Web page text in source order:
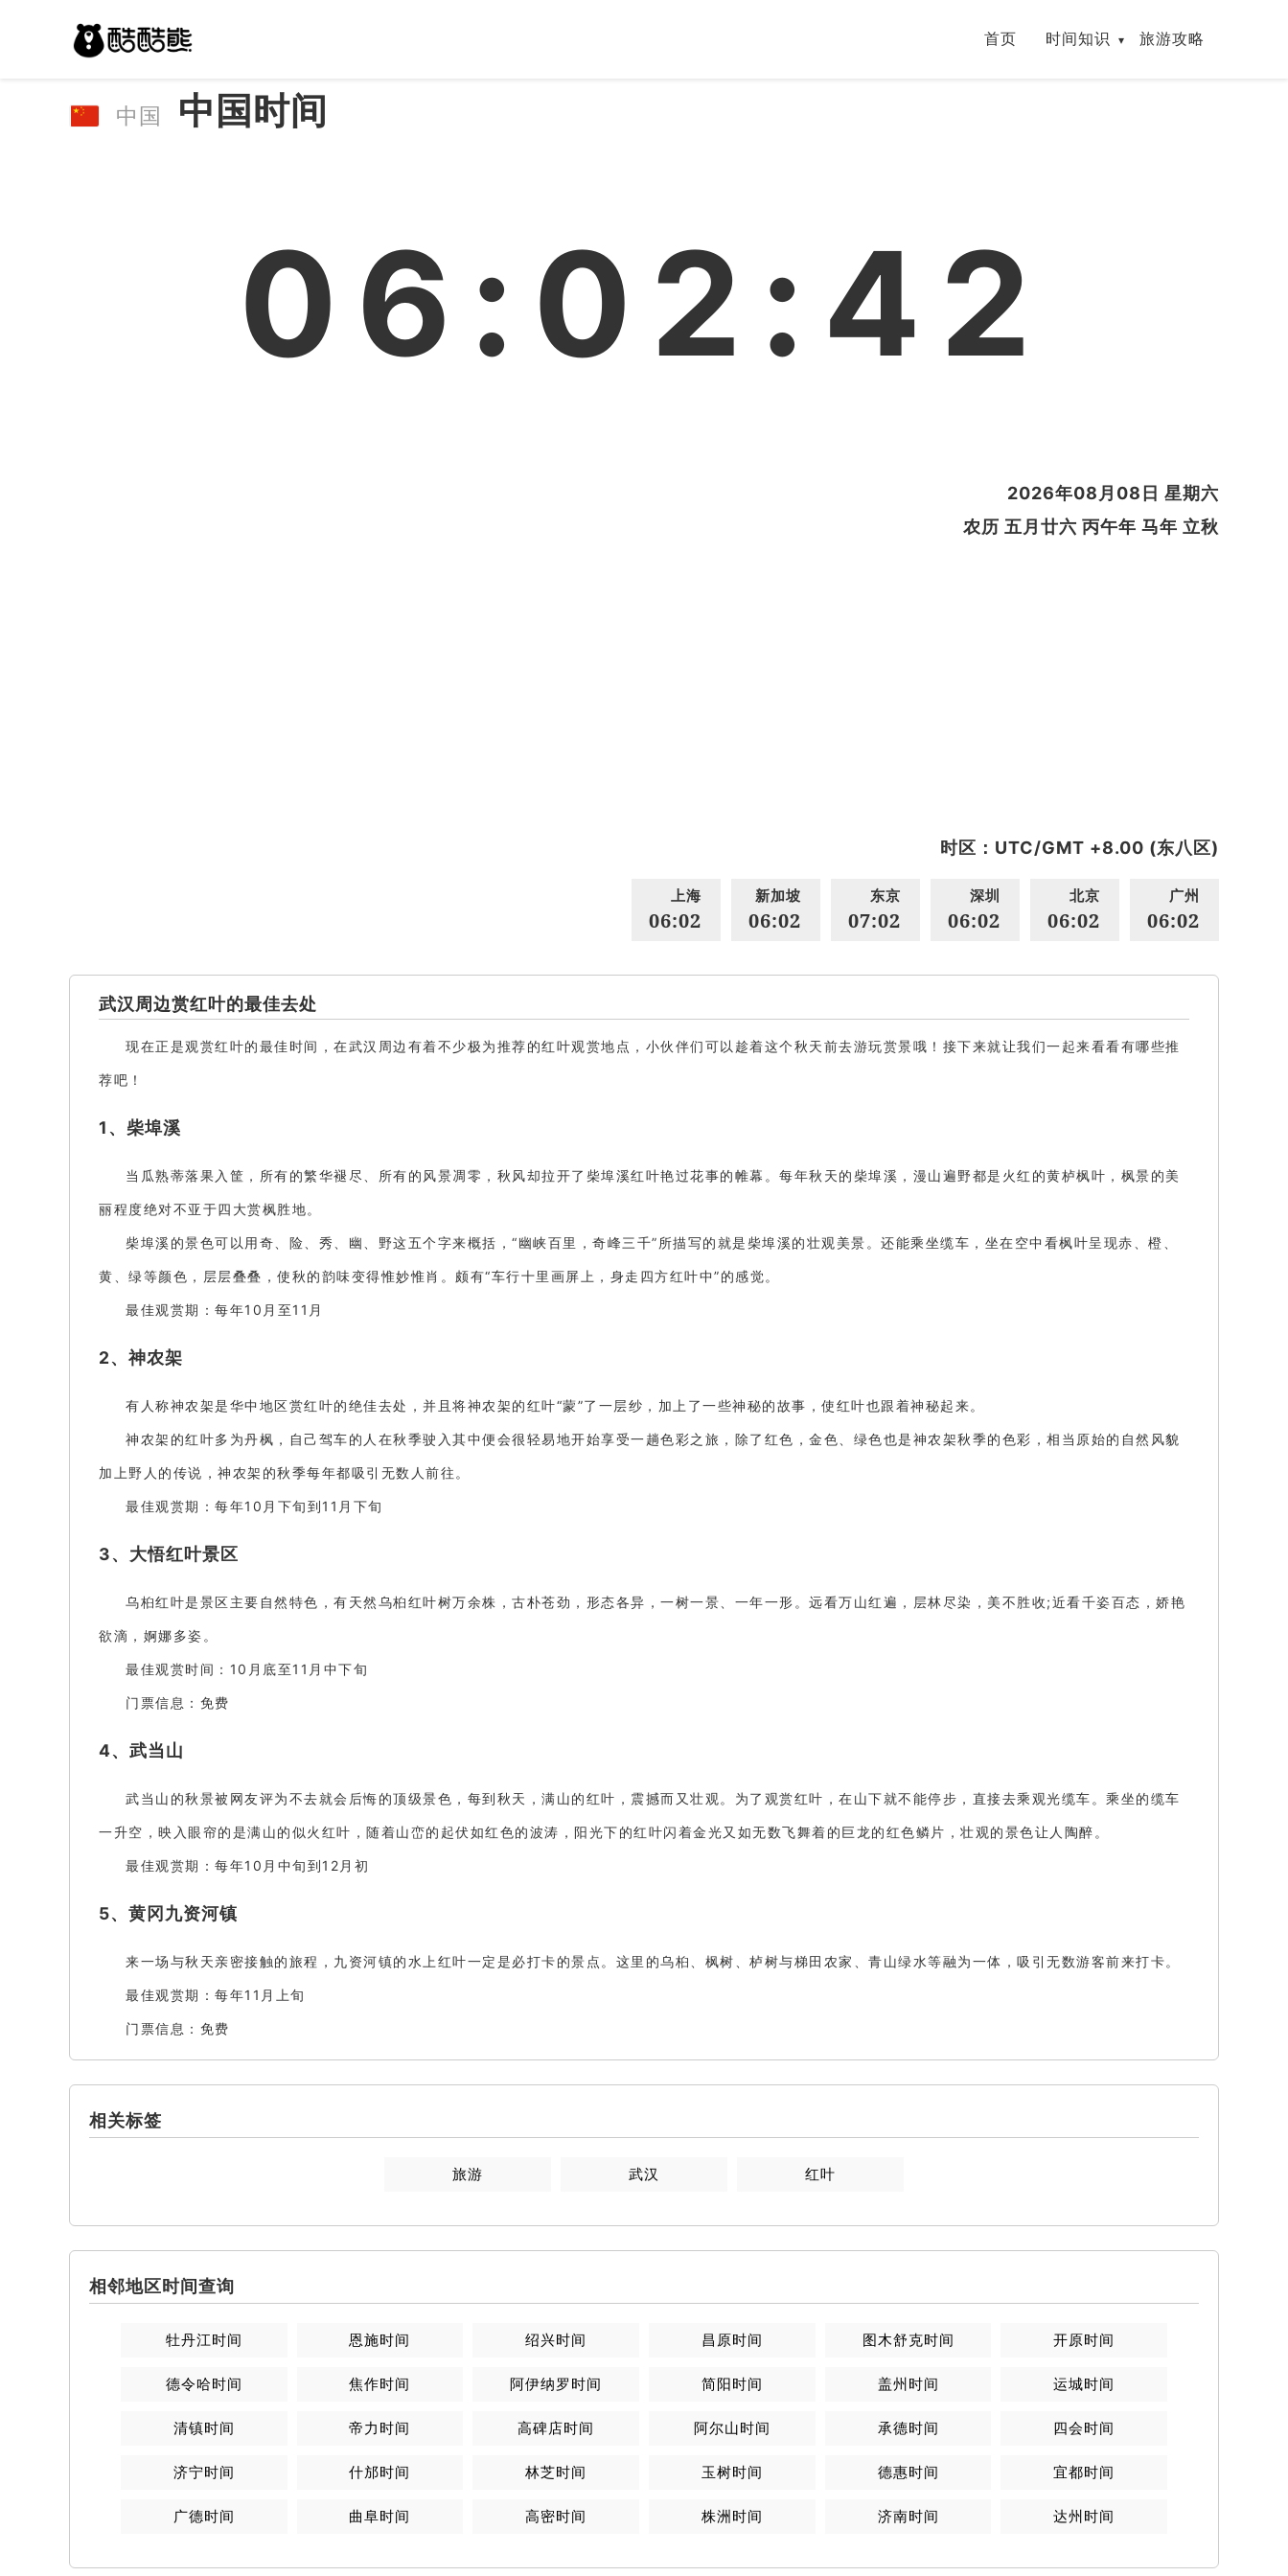
首页 时间知识 旅游攻略
中国 中国时间
06:02:43
2026年08月08日 星期六
农历 五月廿六 丙午年 马年 立秋
时区：UTC/GMT +8.00 (东八区)
上海
06:02
新加坡
06:02
东京
07:02
深圳
06:02
北京
06:02
广州
06:02
武汉周边赏红叶的最佳去处
现在正是观赏红叶的最佳时间，在武汉周边有着不少极为推荐的红叶观赏地点，小伙伴们可以趁着这个秋天前去游玩赏景哦！接下来就让我们一起来看看有哪些推
荐吧！
1、柴埠溪
当瓜熟蒂落果入筐，所有的繁华褪尽、所有的风景凋零，秋风却拉开了柴埠溪红叶艳过花事的帷幕。每年秋天的柴埠溪，漫山遍野都是火红的黄栌枫叶，枫景的美
丽程度绝对不亚于四大赏枫胜地。
柴埠溪的景色可以用奇、险、秀、幽、野这五个字来概括，“幽峡百里，奇峰三千”所描写的就是柴埠溪的壮观美景。还能乘坐缆车，坐在空中看枫叶呈现赤、橙、
黄、绿等颜色，层层叠叠，使秋的韵味变得惟妙惟肖。颇有“车行十里画屏上，身走四方红叶中”的感觉。
最佳观赏期：每年10月至11月
2、神农架
有人称神农架是华中地区赏红叶的绝佳去处，并且将神农架的红叶“蒙”了一层纱，加上了一些神秘的故事，使红叶也跟着神秘起来。
神农架的红叶多为丹枫，自己驾车的人在秋季驶入其中便会很轻易地开始享受一趟色彩之旅，除了红色，金色、绿色也是神农架秋季的色彩，相当原始的自然风貌
加上野人的传说，神农架的秋季每年都吸引无数人前往。
最佳观赏期：每年10月下旬到11月下旬
3、大悟红叶景区
乌桕红叶是景区主要自然特色，有天然乌桕红叶树万余株，古朴苍劲，形态各异，一树一景、一年一形。远看万山红遍，层林尽染，美不胜收;近看千姿百态，娇艳
欲滴，婀娜多姿。
最佳观赏时间：10月底至11月中下旬
门票信息：免费
4、武当山
武当山的秋景被网友评为不去就会后悔的顶级景色，每到秋天，满山的红叶，震撼而又壮观。为了观赏红叶，在山下就不能停步，直接去乘观光缆车。乘坐的缆车
一升空，映入眼帘的是满山的似火红叶，随着山峦的起伏如红色的波涛，阳光下的红叶闪着金光又如无数飞舞着的巨龙的红色鳞片，壮观的景色让人陶醉。
最佳观赏期：每年10月中旬到12月初
5、黄冈九资河镇
来一场与秋天亲密接触的旅程，九资河镇的水上红叶一定是必打卡的景点。这里的乌桕、枫树、栌树与梯田农家、青山绿水等融为一体，吸引无数游客前来打卡。
最佳观赏期：每年11月上旬
门票信息：免费
相关标签
旅游 武汉 红叶
相邻地区时间查询
牡丹江时间 恩施时间 绍兴时间 昌原时间 图木舒克时间 开原时间
德令哈时间 焦作时间 阿伊纳罗 时间 简阳时间 盖州 时间 运城时间
清镇时间 帝力 时间 高碑店时间 阿尔山时间 承德时间 四会时间
济宁时间 什邡时间 林芝时间 玉树时间 德惠时间 宜都时间
广德时间 曲阜时间 高密时间 株洲 时间 济南时间 达州 时间